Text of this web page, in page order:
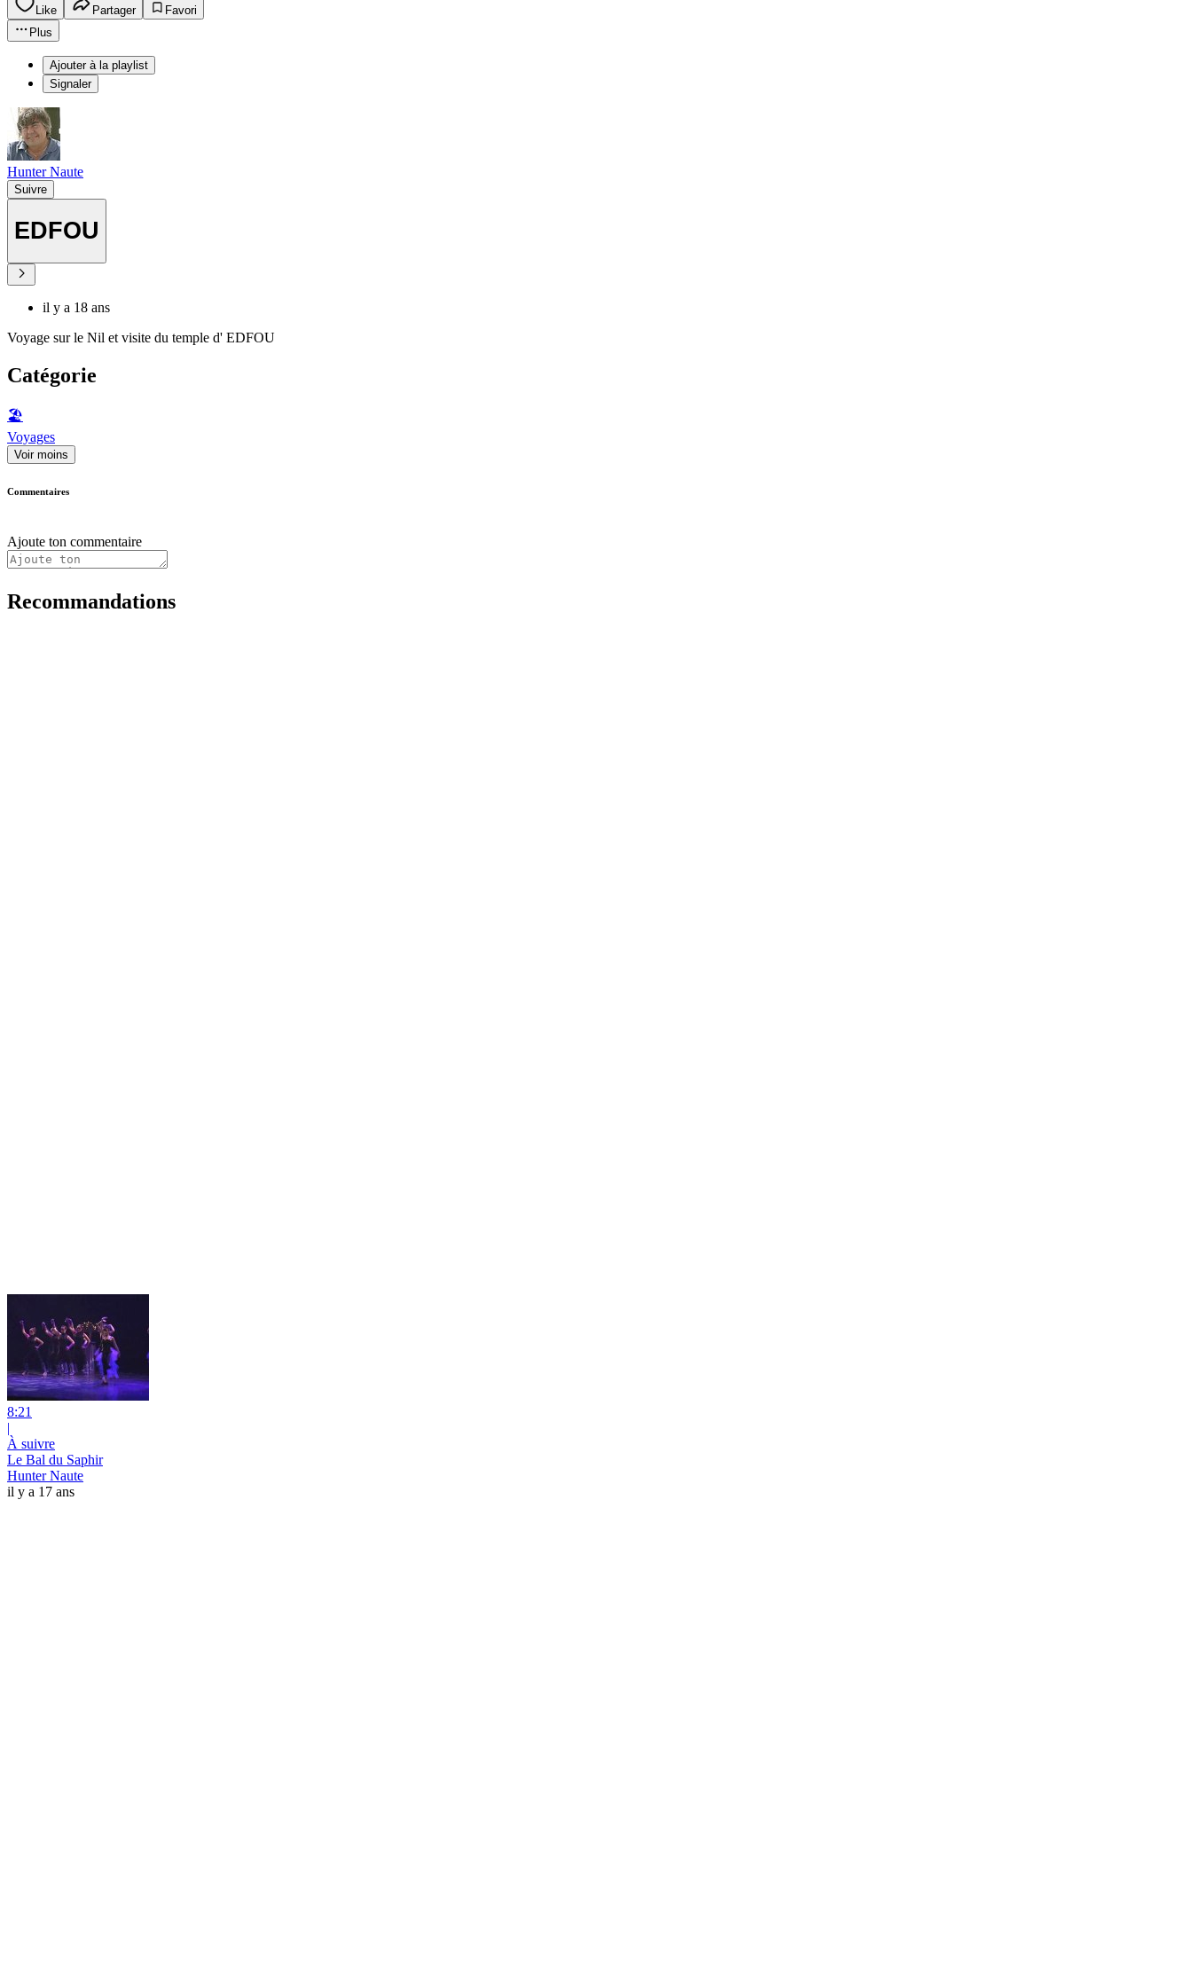
Like Partager
Favori
Plus
Ajouter à la playlist
Signaler
Hunter Naute
Suivre
EDFOU
il y a 18 ans
Voyage sur le Nil et visite du temple d' EDFOU
Catégorie
🏖
Voyages
Voir moins
Commentaires
Ajoute ton commentaire
Recommandations
8:21
|
À suivre
Le Bal du Saphir
Hunter Naute
il y a 17 ans